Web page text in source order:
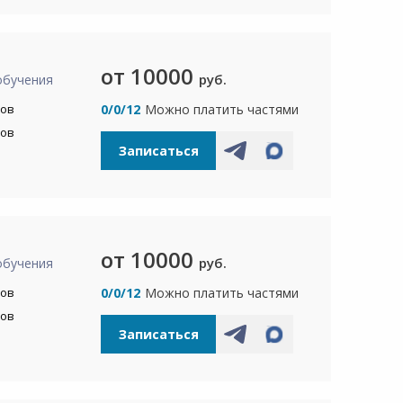
от 10000 руб.
0/0/12 Можно платить частями
Записаться
от 10000 руб.
0/0/12 Можно платить частями
Записаться